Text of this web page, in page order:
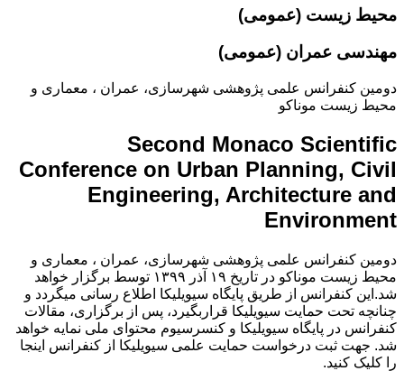
محیط زیست (عمومی)
مهندسی عمران (عمومی)
دومین کنفرانس علمی پژوهشی شهرسازی، عمران ، معماری و
محیط زیست موناکو
Second Monaco Scientific
Conference on Urban Planning, Civil
Engineering, Architecture and
Environment
دومین کنفرانس علمی پژوهشی شهرسازی، عمران ، معماری و
محیط زیست موناکو در تاریخ ۱۹ آذر ۱۳۹۹ توسط برگزار خواهد
شد.این کنفرانس از طریق پایگاه سیویلیکا اطلاع رسانی میگردد و
چنانچه تحت حمایت سیویلیکا قراربگیرد، پس از برگزاری، مقالات
کنفرانس در پایگاه سیویلیکا و کنسرسیوم محتوای ملی نمایه خواهد
شد. جهت ثبت درخواست حمایت علمی سیویلیکا از کنفرانس اینجا
را کلیک کنید.